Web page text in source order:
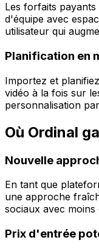
Les forfaits
d'équipe avec
utilisateur qui
Planification en
Importez et
vidéo à la fois sur
personnalisation
Où Ordinal
Nouvelle
En tant que
une approche
sociaux avec
Prix d'entrée